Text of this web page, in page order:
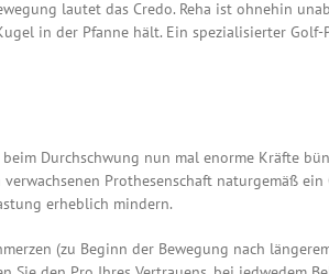
lautet das Credo. Reha ist ohnehin
in der Pfanne hält. Ein spezialisierter
Durchschwung nun mal enorme Kräfte
Prothesenschaft naturgemäß ein
erheblich mindern.
(zu Beginn der Bewegung nach